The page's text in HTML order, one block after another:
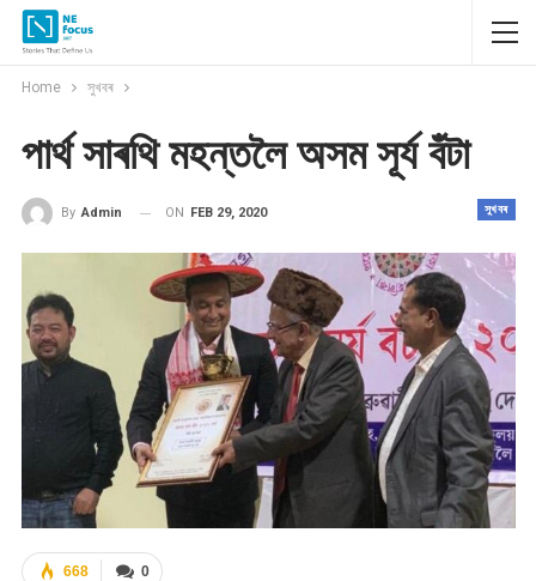
Home সুখবৰ
পাৰ্থ সাৰথি মহন্তলৈ অসম সূৰ্য বঁটা
সুখবৰ
By Admin ON FEB 29, 2020
0
668